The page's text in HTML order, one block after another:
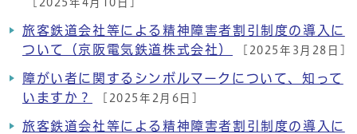
[2025年4月10日]
旅客鉄道会社等による精神障害者割引制度の導入に
ついて（京阪電気鉄道株式会社）
[2025年3月28日]
障がい者に関するシンボルマークについて、知って
いますか？
[2025年2月6日]
旅客鉄道会社等による精神障害者割引制度の導入に